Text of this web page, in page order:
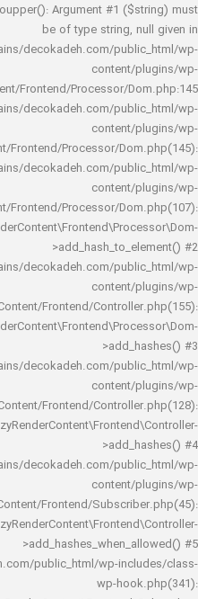
strtoupper(): Argument #1
be of type string,
domains/decokadeh.com/
Frontend/Processor/
domains/decokadeh.com/
Frontend/Processor/
domains/decokadeh.com/
Frontend/Processor/
domains/decokadeh.com/
Frontend/
domains/decokadeh.com/
Frontend/
domains/decokadeh.com/
Frontend/
public_html/wp-
wp-